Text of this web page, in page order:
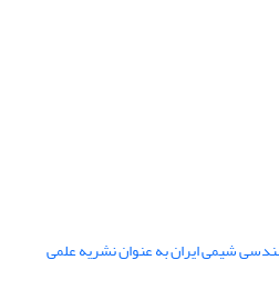
شیمی ایران به عنوان نشریه علمی